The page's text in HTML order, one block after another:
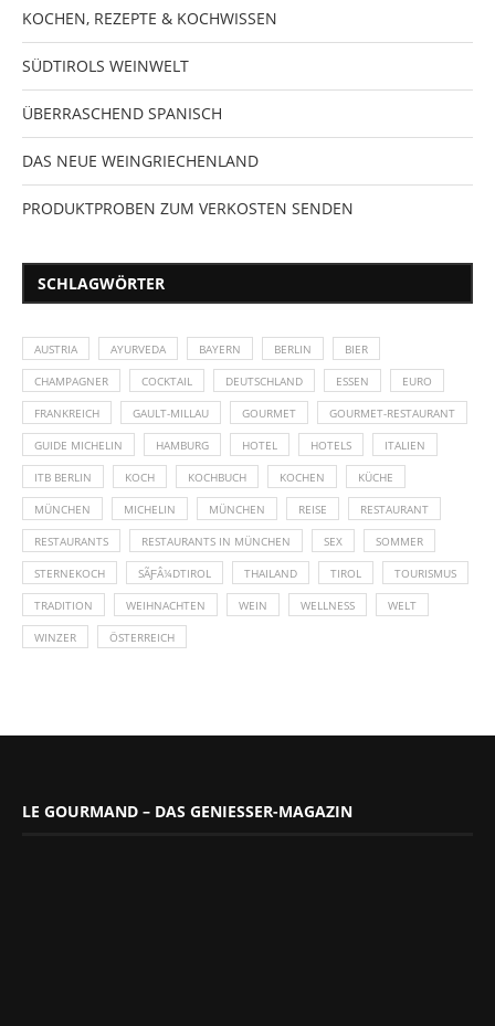
KOCHEN, REZEPTE & KOCHWISSEN
SÜDTIROLS WEINWELT
ÜBERRASCHEND SPANISCH
DAS NEUE WEINGRIECHENLAND
PRODUKTPROBEN ZUM VERKOSTEN SENDEN
SCHLAGWÖRTER
AUSTRIA AYURVEDA BAYERN BERLIN BIER
CHAMPAGNER COCKTAIL DEUTSCHLAND ESSEN EURO
FRANKREICH GAULT-MILLAU GOURMET GOURMET-RESTAURANT
GUIDE MICHELIN HAMBURG HOTEL HOTELS ITALIEN
ITB BERLIN KOCH KOCHBUCH KOCHEN KÜCHE
MÜNCHEN MICHELIN MÜNCHEN REISE RESTAURANT
RESTAURANTS RESTAURANTS IN MÜNCHEN SEX SOMMER
STERNEKOCH SÃƑÂ¼DTIROL THAILAND TIROL TOURISMUS
TRADITION WEIHNACHTEN WEIN WELLNESS WELT
WINZER ÖSTERREICH
LE GOURMAND – DAS GENIESSER-MAGAZIN